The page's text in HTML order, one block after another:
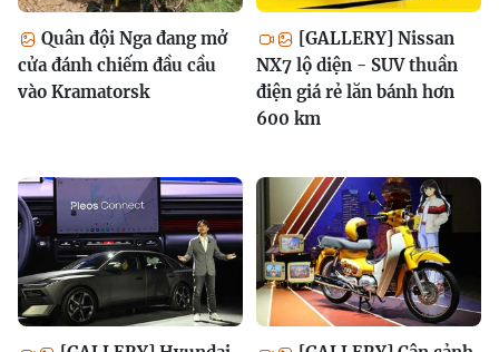
Quân đội Nga đang mở
cửa đánh chiếm đầu cầu
vào Kramatorsk
[GALLERY] Nissan
NX7 lộ diện - SUV thuần
điện giá rẻ lăn bánh hơn
600 km